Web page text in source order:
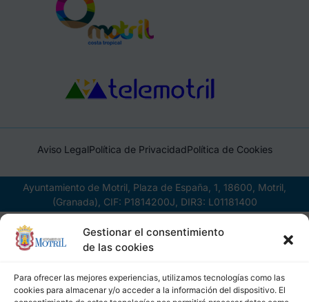
Gestionar el consentimiento
de las cookies
Para ofrecer las mejores experiencias, utilizamos tecnologías como las
cookies para almacenar y/o acceder a la información del dispositivo. El
Aviso LegalPolítica de PrivacidadPolítica de Cookies
Ayuntamiento de Motril, Plaza de España, 1, 18600, Motril,
(Granada), CIF: P1814200J, DIR3: L01181400